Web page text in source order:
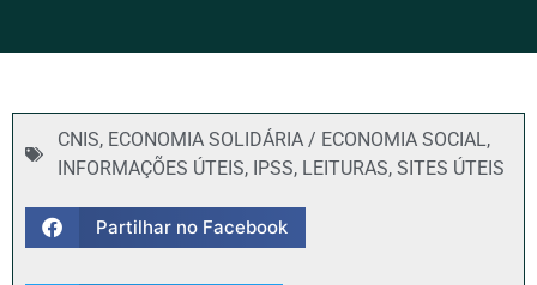
CNIS, ECONOMIA SOLIDÁRIA / ECONOMIA SOCIAL,
INFORMAÇÕES ÚTEIS, IPSS, LEITURAS, SITES ÚTEIS
Partilhar no Facebook